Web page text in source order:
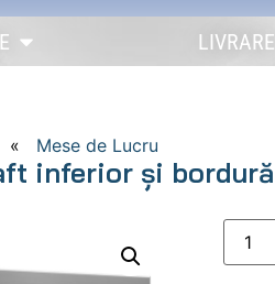
LIVRARE
« Mese de Lucru
inferior și bordură